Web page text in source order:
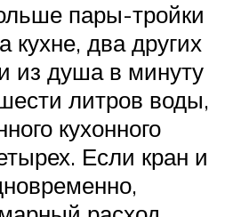
пары-тройки
кухне, два других
из душа в минуту
литров воды,
кухонного
Если кран и